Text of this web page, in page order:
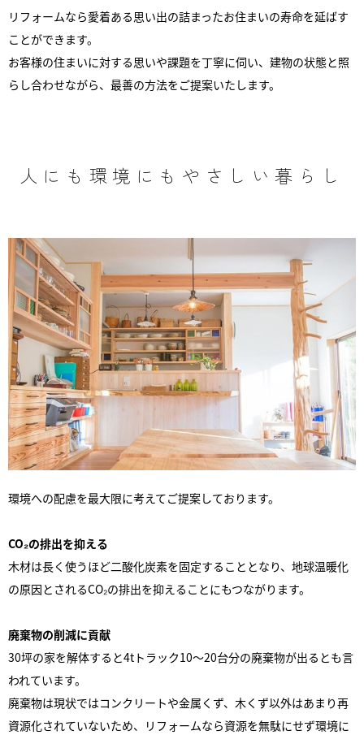
リフォームなら愛着ある思い出の詰まったお住まいの寿命を延ばす
ことができます。
お客様の住まいに対する思いや課題を丁寧に伺い、建物の状態と照
らし合わせながら、最善の方法をご提案いたします。
人にも環境にもやさしい暮らし
環境への配慮を最大限に考えてご提案しております。
CO₂の排出を抑える
木材は長く使うほど二酸化炭素を固定することとなり、地球温暖化
の原因とされるCO₂の排出を抑えることにもつながります。
廃棄物の削減に貢献
30坪の家を解体すると4tトラック10〜20台分の廃棄物が出るとも言
われています。
廃棄物は現状ではコンクリートや金属くず、木くず以外はあまり再
資源化されていないため、リフォームなら資源を無駄にせず環境に